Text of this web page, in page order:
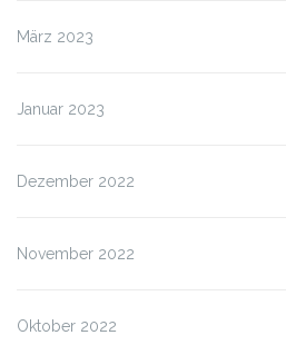
März 2023
Januar 2023
Dezember 2022
November 2022
Oktober 2022